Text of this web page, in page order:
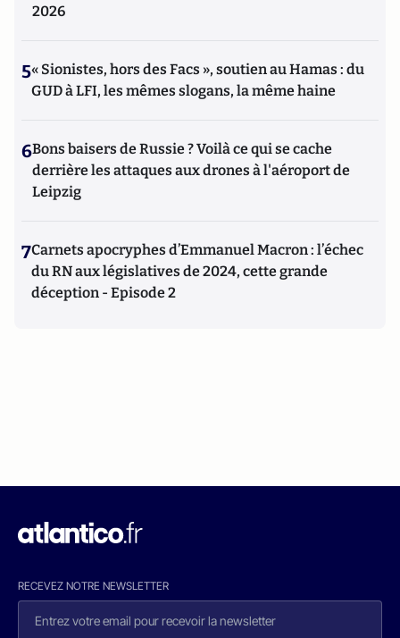
2026
5« Sionistes, hors des Facs », soutien au Hamas : du
GUD à LFI, les mêmes slogans, la même haine
6Bons baisers de Russie ? Voilà ce qui se cache
derrière les attaques aux drones à l'aéroport de
Leipzig
7Carnets apocryphes d’Emmanuel Macron : l’échec
du RN aux législatives de 2024, cette grande
déception - Episode 2
RECEVEZ NOTRE NEWSLETTER